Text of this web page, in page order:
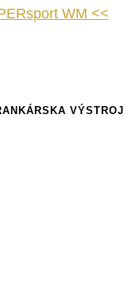
WM <<
VÝSTROJ